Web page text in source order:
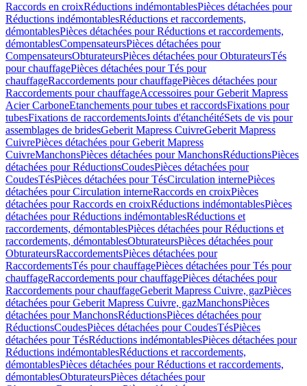
Raccords en croixRéductions indémontablesPièces détachées pour
Réductions indémontablesRéductions et raccordements,
démontablesPièces détachées pour Réductions et raccordements,
démontablesCompensateursPièces détachées pour
CompensateursObturateursPièces détachées pour ObturateursTés
pour chauffagePièces détachées pour Tés pour
chauffageRaccordements pour chauffagePièces détachées pour
Raccordements pour chauffageAccessoires pour Geberit Mapress
Acier CarboneEtanchements pour tubes et raccordsFixations pour
tubesFixations de raccordementsJoints d'étanchéitéSets de vis pour
assemblages de bridesGeberit Mapress CuivreGeberit Mapress
CuivrePièces détachées pour Geberit Mapress
CuivreManchonsPièces détachées pour ManchonsRéductionsPièces
détachées pour RéductionsCoudesPièces détachées pour
CoudesTésPièces détachées pour TésCirculation internePièces
détachées pour Circulation interneRaccords en croixPièces
détachées pour Raccords en croixRéductions indémontablesPièces
détachées pour Réductions indémontablesRéductions et
raccordements, démontablesPièces détachées pour Réductions et
raccordements, démontablesObturateursPièces détachées pour
ObturateursRaccordementsPièces détachées pour
RaccordementsTés pour chauffagePièces détachées pour Tés pour
chauffageRaccordements pour chauffagePièces détachées pour
Raccordements pour chauffageGeberit Mapress Cuivre, gazPièces
détachées pour Geberit Mapress Cuivre, gazManchonsPièces
détachées pour ManchonsRéductionsPièces détachées pour
RéductionsCoudesPièces détachées pour CoudesTésPièces
détachées pour TésRéductions indémontablesPièces détachées pour
Réductions indémontablesRéductions et raccordements,
démontablesPièces détachées pour Réductions et raccordements,
démontablesObturateursPièces détachées pour